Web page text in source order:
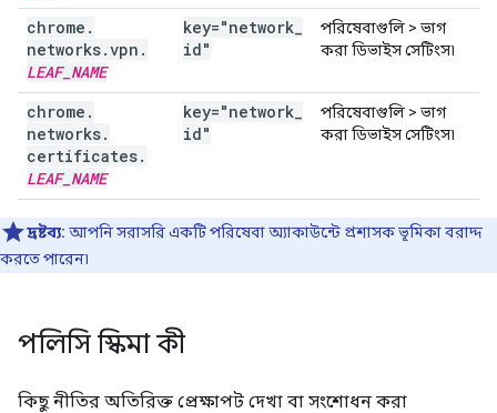
chrome .
networks.vpn .
LEAF_ NAME
key="network
id"
পরিষেবাগুলি > ভাগ
করা ডিভাইস সেটিংস৷
chrome .
networks.
certificates.
LEAF_ NAME
key="network
id"
পরিষেবাগুলি > ভাগ
করা ডিভাইস সেটিংস৷
দ্রষ্টব্য: আপনি সরাসরি একটি পরিষেবা অ্যাকাউন্টে প্রশাসক ভূমিকা বরাদ্দ
করতে পারেন৷
পলিসি স্কিমা কী
কিছু নীতির অতিরিক্ত প্রেক্ষাপট দেখা বা সংশোধন করা